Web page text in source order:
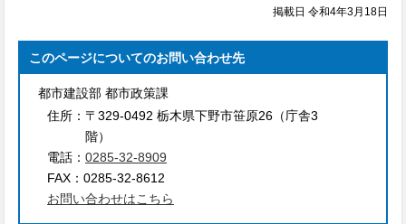
掲載日 令和4年3月18日
このページについてのお問い合わせ先
都市建設部 都市政策課
住所： 〒329-0492 栃木県下野市笹原26（庁舎3
階）
電話： 0285-32-8909
FAX： 0285-32-8612
お問い合わせはこちら